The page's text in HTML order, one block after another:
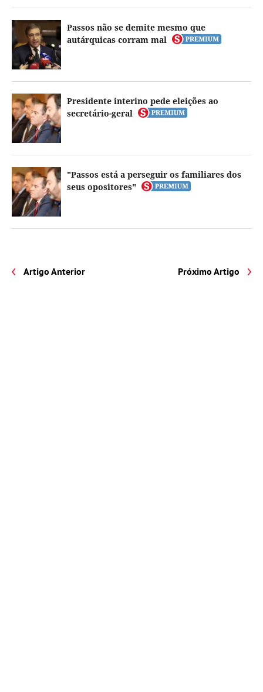
Passos não se demite mesmo que
autárquicas corram mal
Presidente interino pede eleições ao
secretário-geral
"Passos está a perseguir os familiares dos
seus opositores"
Artigo Anterior Próximo Artigo